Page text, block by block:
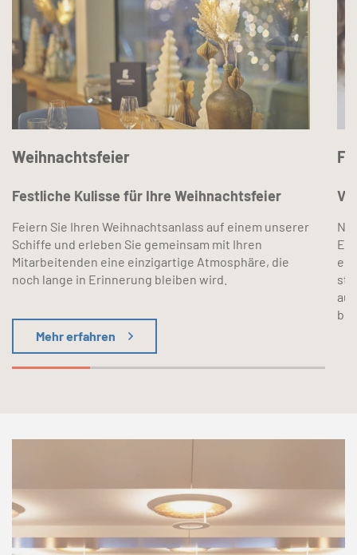
Weihnachtsfeier
Festliche Kulisse für Ihre Weihnachtsfeier
Feiern Sie Ihren Weihnachtsanlass auf einem unserer
Schiffe und erleben Sie gemeinsam mit Ihren
Mitarbeitenden eine einzigartige Atmosphäre, die
noch lange in Erinnerung bleiben wird.
Mehr erfahren